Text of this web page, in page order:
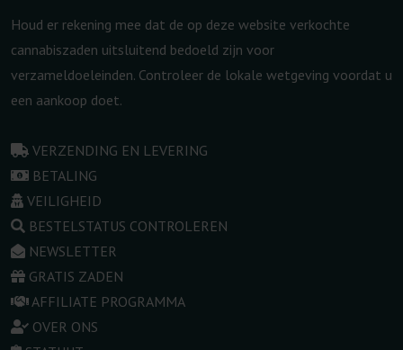
Houd er rekening mee dat de op deze website verkochte
cannabiszaden uitsluitend bedoeld zijn voor
verzameldoeleinden. Controleer de lokale wetgeving voordat u
een aankoop doet.
VERZENDING EN LEVERING
BETALING
VEILIGHEID
BESTELSTATUS CONTROLEREN
NEWSLETTER
GRATIS ZADEN
AFFILIATE PROGRAMMA
OVER ONS